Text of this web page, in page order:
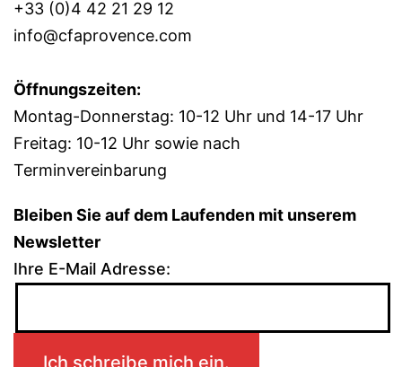
+33 (0)4 42 21 29 12
info@cfaprovence.com
Öffnungszeiten:
Montag-Donnerstag: 10-12 Uhr und 14-17 Uhr
Freitag: 10-12 Uhr sowie nach
Terminvereinbarung
Bleiben Sie auf dem Laufenden mit unserem
Newsletter
Ihre E-Mail Adresse: